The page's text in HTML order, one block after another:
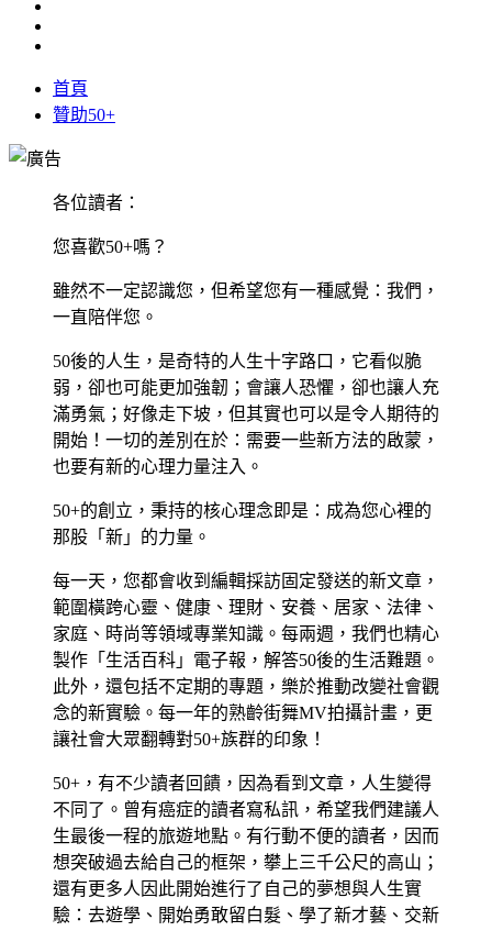
首頁
贊助50+
各位讀者：
您喜歡50+嗎？
雖然不一定認識您，但希望您有一種感覺：我們，
一直陪伴您。
50後的人生，是奇特的人生十字路口，它看似脆
弱，卻也可能更加強韌；會讓人恐懼，卻也讓人充
滿勇氣；好像走下坡，但其實也可以是令人期待的
開始！一切的差別在於：需要一些新方法的啟蒙，
也要有新的心理力量注入。
50+的創立，秉持的核心理念即是：成為您心裡的
那股「新」的力量。
每一天，您都會收到編輯採訪固定發送的新文章，
範圍橫跨心靈、健康、理財、安養、居家、法律、
家庭、時尚等領域專業知識。每兩週，我們也精心
製作「生活百科」電子報，解答50後的生活難題。
此外，還包括不定期的專題，樂於推動改變社會觀
念的新實驗。每一年的熟齡街舞MV拍攝計畫，更
讓社會大眾翻轉對50+族群的印象！
50+，有不少讀者回饋，因為看到文章，人生變得
不同了。曾有癌症的讀者寫私訊，希望我們建議人
生最後一程的旅遊地點。有行動不便的讀者，因而
想突破過去給自己的框架，攀上三千公尺的高山；
還有更多人因此開始進行了自己的夢想與人生實
驗：去遊學、開始勇敢留白髮、學了新才藝、交新